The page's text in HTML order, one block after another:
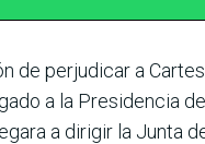
de perjudicar a
a la Presidencia
a dirigir la Junta